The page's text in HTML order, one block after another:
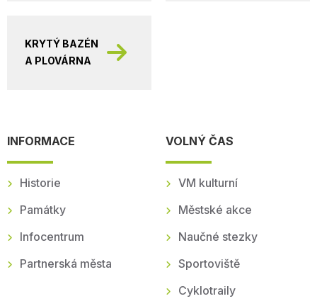
KRYTÝ BAZÉN
A PLOVÁRNA
INFORMACE
Historie
Památky
Infocentrum
Partnerská města
VOLNÝ ČAS
VM kulturní
Městské akce
Naučné stezky
Sportoviště
Cyklotraily